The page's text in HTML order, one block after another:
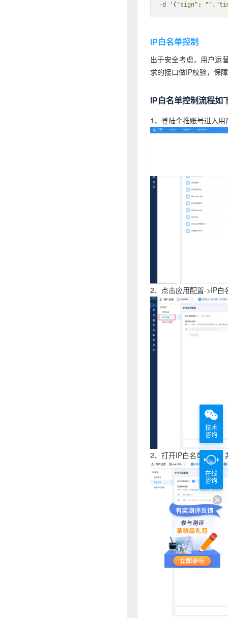
-d '{ "sign" : "" ,
IP白名单控制
出于安全考虑，用户运
求的接口做IP校验，保
IP白名单控制流程如
1、登陆个推账号进入
2、点击应用配置->IP白
2、打开IP白名单开关
技术
咨询
在线
咨询